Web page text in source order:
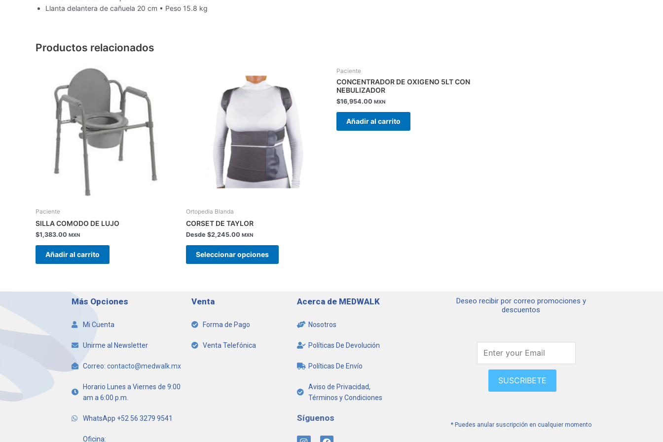
Llanta delantera de cañuela 20 cm • Peso 15.8 kg
Productos relacionados
Paciente
SILLA COMODO DE LUJO
$1,383.00 MXN
Añadir al carrito
Ortopedia Blanda
CORSET DE TAYLOR
Desde $2,245.00 MXN
Seleccionar opciones
tiene
múltiples
variantes.
Las
opciones
se
pueden
elegir
en
Paciente
CONCENTRADOR DE OXIGENO 5LT CON
NEBULIZADOR
$16,954.00 MXN
Añadir al carrito
Más Opciones
Mi Cuenta
Unirme al Newsletter
Correo: contacto@medwalk.mx
Horario Lunes a Viernes de 9:00
am a 6:00 p.m.
WhatsApp +52 56 3279 9541
Oficina:
Venta
Forma de Pago
Venta Telefónica
Acerca de MEDWALK
Nosotros
Políticas De Devolución
Políticas De Envío
Aviso de Privacidad,
Términos y Condiciones
Síguenos
I F
Deseo recibir por correo promociones y
descuentos
SUSCRIBETE
* Puedes anular suscripción en cualquier momento